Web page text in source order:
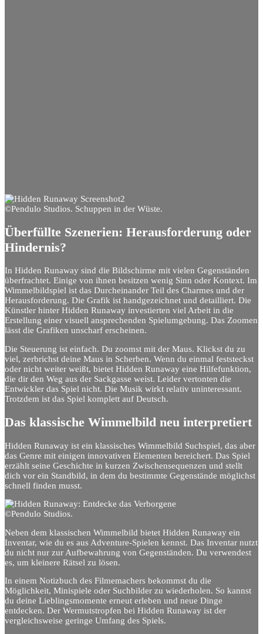
©Pendulo Studios. Schuppen in der Wüste.
Überfüllte Szenerien: Herausforderung oder
Hindernis?
In Hidden Runaway sind die Bildschirme mit vielen Gegenständen
überfrachtet. Einige von ihnen besitzen wenig Sinn oder Kontext. Im
Wimmelbildspiel ist das Durcheinander Teil des Charmes und der
Herausforderung. Die Grafik ist handgezeichnet und detailliert. Die
Künstler hinter Hidden Runaway investierten viel Arbeit in die
Erstellung einer visuell ansprechenden Spielumgebung. Das Zoomen
lässt die Grafiken unscharf erscheinen.
Die Steuerung ist einfach. Du zoomst mit der Maus. Klickst du zu
viel, zerbrichst deine Maus in Scherben. Wenn du einmal feststeckst
oder nicht weiter weißt, bietet Hidden Runaway eine Hilfefunktion,
die dir den Weg aus der Sackgasse weist. Leider vertonten die
Entwickler das Spiel nicht. Die Musik wirkt relativ uninteressant.
Trotzdem ist das Spiel komplett auf Deutsch.
Das klassische Wimmelbild neu interpretiert
Hidden Runaway ist ein klassisches Wimmelbild Suchspiel, das aber
das Genre mit einigen innovativen Elementen bereichert. Das Spiel
erzählt seine Geschichte in kurzen Zwischensequenzen und stellt
dich vor ein Standbild, in dem du bestimmte Gegenstände möglichst
schnell finden musst.
©Pendulo Studios.
Neben dem klassischen Wimmelbild bietet Hidden Runaway ein
Inventar, wie du es aus Adventure-Spielen kennst. Das Inventar nutzt
du nicht nur zur Aufbewahrung von Gegenständen. Du verwendest
es, um kleinere Rätsel zu lösen.
In einem Notizbuch des Filmemachers bekommst du die
Möglichkeit, Minispiele oder Suchbilder zu wiederholen. So kannst
du deine Lieblingsmomente erneut erleben und neue Dinge
entdecken. Der Wermutstropfen bei Hidden Runaway ist der
vergleichsweise geringe Umfang des Spiels.